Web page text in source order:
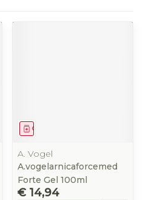
Geneesmiddel
A. Vogel
A.vogelarnicaforcemed
Forte Gel 100ml
€ 14,94